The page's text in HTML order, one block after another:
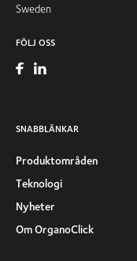
Sweden
FÖLJ OSS
SNABBLÄNKAR
Produktområden
Teknologi
Nyheter
Om OrganoClick